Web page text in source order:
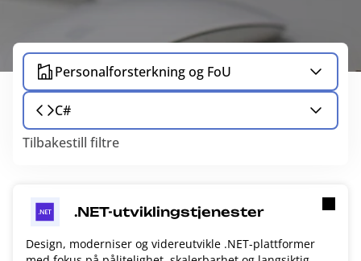
Personalforsterkning og FoU
C#
Tilbakestill filtre
.NET-utviklingstjenester
Design, moderniser og videreutvikle .NET-plattformer